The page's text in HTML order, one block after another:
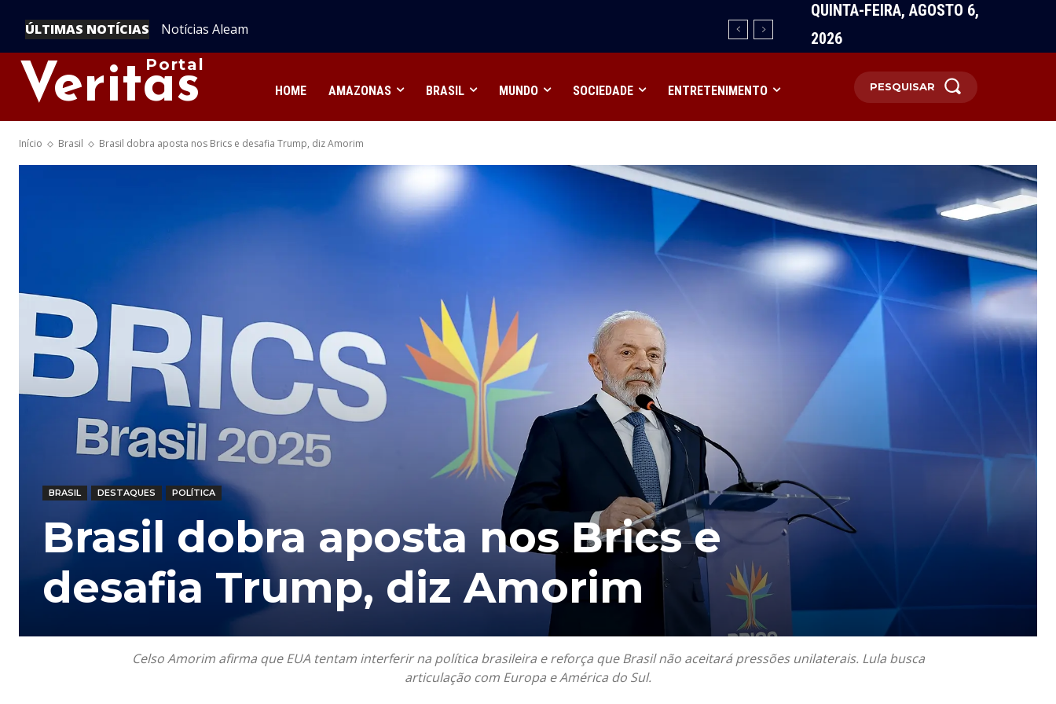
ÚLTIMAS NOTÍCIASNotícias Aleam
UEA Abre Inscrições para o IV Inova Itacoatiara, focado em IA e empreendedorismo na
Amazônia
QUINTA-FEIRA, AGOSTO 6,
2026
Veritas
Portal
HOME AMAZONAS BRASIL MUNDO SOCIEDADE ENTRETENIMENTO PESQUISAR
Início Brasil Brasil dobra aposta nos Brics e desafia Trump, diz Amorim
BRASIL DESTAQUES POLÍTICA
Brasil dobra aposta nos Brics e
desafia Trump, diz Amorim
Celso Amorim afirma que EUA tentam interferir na política brasileira e reforça que Brasil não aceitará pressões unilaterais. Lula busca
articulação com Europa e América do Sul.